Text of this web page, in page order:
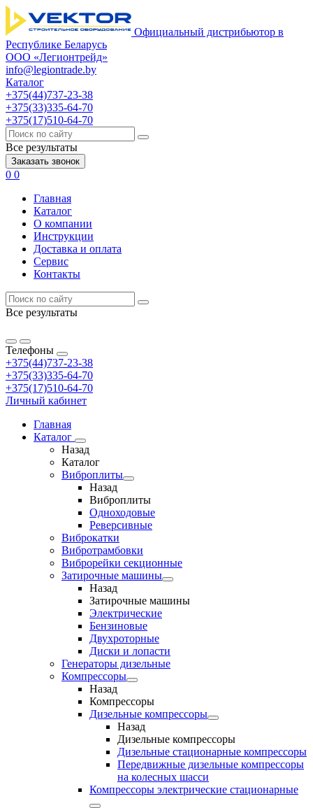
Официальный дистрибьютор в
Республике Беларусь
ООО «Легионтрейд»
info@legiontrade.by
Каталог
+375(44)737-23-38
+375(33)335-64-70
+375(17)510-64-70
Все результаты
Заказать звонок
0 0
Главная
Каталог
О компании
Инструкции
Доставка и оплата
Сервис
Контакты
Все результаты
Телефоны
+375(44)737-23-38
+375(33)335-64-70
+375(17)510-64-70
Личный кабинет
Главная
Каталог
Назад
Каталог
Виброплиты
Назад
Виброплиты
Одноходовые
Реверсивные
Виброкатки
Вибротрамбовки
Виброрейки секционные
Затирочные машины
Назад
Затирочные машины
Электрические
Бензиновые
Двухроторные
Диски и лопасти
Генераторы дизельные
Компрессоры
Назад
Компрессоры
Дизельные компрессоры
Назад
Дизельные компрессоры
Дизельные стационарные компрессоры
Передвижные дизельные компрессоры
на колесных шасси
Компрессоры электрические стационарные